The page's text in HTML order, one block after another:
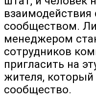
сообществом.
менеджером
сотрудников
пригласить на
жителя, который
сообщество.